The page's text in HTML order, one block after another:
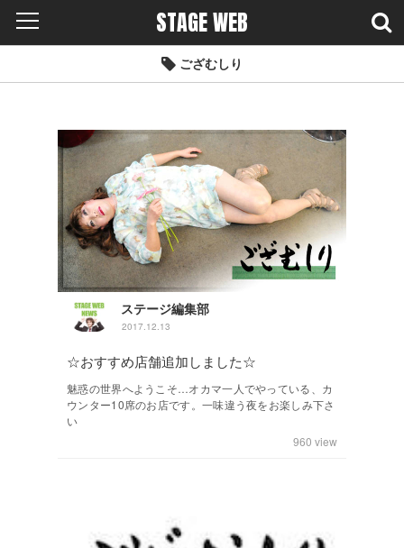
STAGE WEB
ござむしり
ステージ編集部
2017.12.13
☆おすすめ店舗追加しました☆
魅惑の世界へようこそ…オカマ一人でやっている、カ
ウンター10席のお店です。一味違う夜をお楽しみ下さ
い
960 view